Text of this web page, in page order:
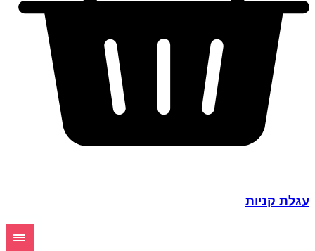
עגלת קניות